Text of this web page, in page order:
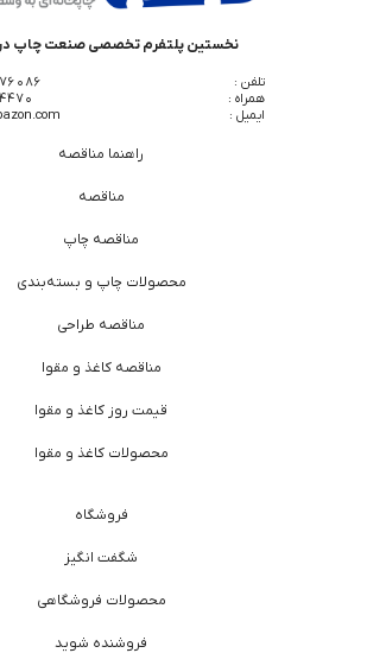
نخستین پلتفرم تخصصی صنعت چاپ در
تلفن :
- 021
همراه :
ایمیل :
راهنما مناقصه
مناقصه
مناقصه چاپ
محصولات چاپ و بسته‌بندی
مناقصه طراحی
مناقصه کاغذ و مقوا
قیمت روز کاغذ و مقوا
محصولات کاغذ و مقوا
فروشگاه
شگفت انگیز
محصولات فروشگاهی
فروشنده شوید